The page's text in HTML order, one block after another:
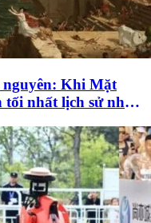
nguyên: Khi Mặt
nhất lịch sử nhân